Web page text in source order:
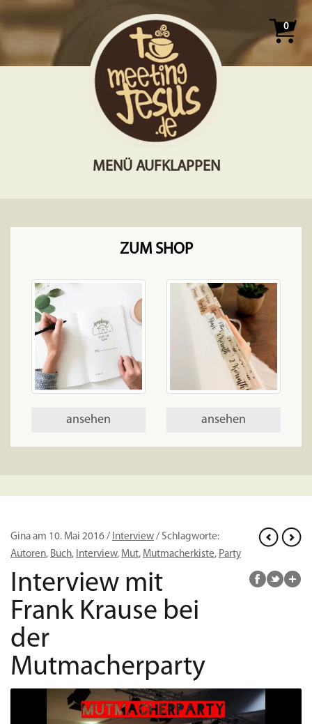
0
MENÜ AUFKLAPPEN
ZUM SHOP
ansehen ansehen
Gina am 10. Mai 2016 / Interview / Schlagworte:
Autoren, Buch, Interview, Mut, Mutmacherkiste, Party
Interview mit
Frank Krause bei
der
Mutmacherparty